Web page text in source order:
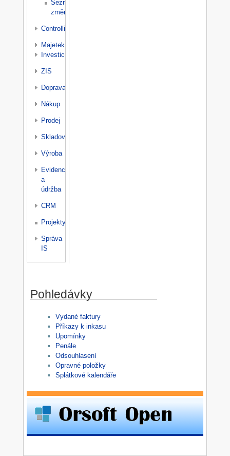
Seznam
změn
Controlling
Majetek
Investice
ZIS
Doprava
Nákup
Prodej
Skladování
Výroba
Evidence
a
údržba
CRM
Projekty
Správa
IS
Pohledávky
Vydané faktury
Příkazy k inkasu
Upomínky
Penále
Odsouhlasení
Opravné položky
Splátkové kalendáře